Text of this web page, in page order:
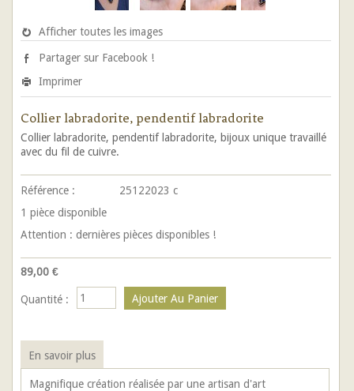
Afficher toutes les images
Partager sur Facebook !
Imprimer
Collier labradorite, pendentif labradorite
Collier labradorite, pendentif labradorite, bijoux unique travaillé
avec du fil de cuivre.
Référence :
25122023 c
1 pièce disponible
Attention : dernières pièces disponibles !
89,00 €
Quantité :
En savoir plus
Magnifique création réalisée par une artisan d'art